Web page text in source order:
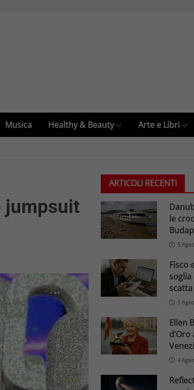
Musica Healthy & Beauty Arte e Libri
jumpsuit
ARTICOLI RECENTI
le
5
Fisco
soglia
5
Ellen
4